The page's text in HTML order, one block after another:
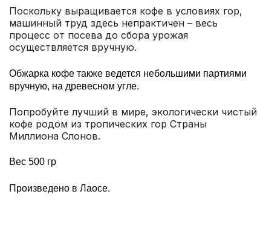
Поскольку выращивается кофе в условиях гор,
машинный труд здесь непрактичен – весь
процесс от посева до сбора урожая
осуществляется вручную.
Обжарка кофе также ведется небольшими партиями
вручную, на древесном угле.
Попробуйте лучший в мире, экологически чистый
кофе родом из тропических гор Страны
Миллиона Слонов.
Вес 500 гр
Произведено в Лаосе.